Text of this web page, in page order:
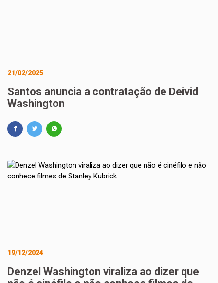
21/02/2025
Santos anuncia a contratação de Deivid
Washington
19/12/2024
Denzel Washington viraliza ao dizer que